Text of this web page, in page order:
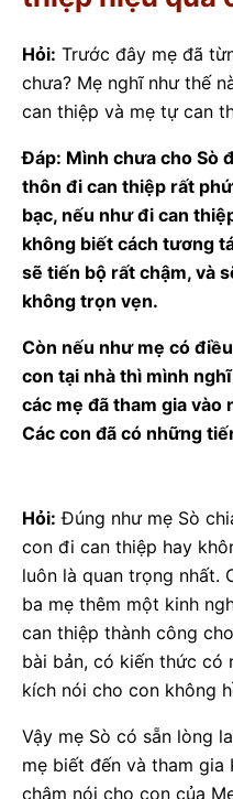
Hỏi: Trước đây mẹ đã
chưa? Mẹ nghĩ như thế
can thiệp và mẹ tự can
Đáp: Mình chưa cho Sò
thôn đi can thiệp rất
bạc, nếu như đi can
không biết cách tương
sẽ tiến bộ rất chậm, và
không trọn vẹn.
Còn nếu như mẹ có
con tại nhà thì mình
các mẹ đã tham gia vào
Các con đã có những
Hỏi: Đúng như mẹ Sò
con đi can thiệp hay
luôn là quan trọng nhất.
ba mẹ thêm một kinh
can thiệp thành công
bài bản, có kiến thức có
kích nói cho con không
Vậy mẹ Sò có sẵn lòng
mẹ biết đến và tham gia
chậm nói cho con của